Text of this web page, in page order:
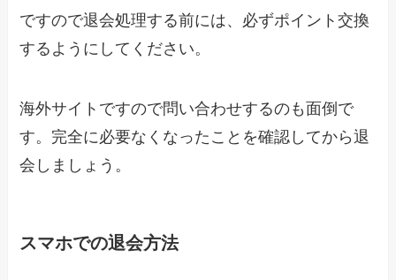
ですので退会処理する前には、必ずポイント交換
するようにしてください。
海外サイトですので問い合わせするのも面倒で
す。完全に必要なくなったことを確認してから退
会しましょう。
スマホでの退会方法